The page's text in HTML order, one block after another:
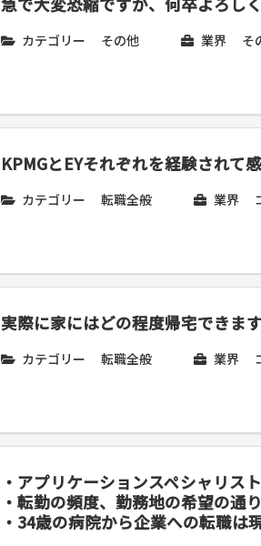
カテゴリー その他 業界 そ
KPMGとEYそれぞれを経験されて
カテゴリー 転職全般 業界
実際に家にはどの程度帰宅できま
カテゴリー 転職全般 業界
・アプリケーションスペシャリス
・転勤の頻度、勤務地の希望の通
・34歳の病院から企業への転職は